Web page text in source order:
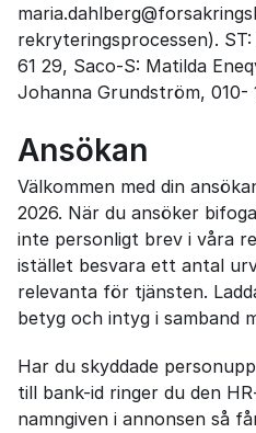
rekryteringsprocessen).
61 29, Saco-S: Matilda
Johanna Grundström, 010-
Ansökan
Välkommen med din
2026. När du ansöker
inte personligt brev i våra
istället besvara ett antal
relevanta för tjänsten.
betyg och intyg i samband
Har du skyddade
till bank-id ringer du den
namngiven i annonsen så